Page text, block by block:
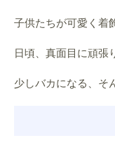
子供たちが可愛く着
日頃、真面目に頑張
少しバカになる、そ